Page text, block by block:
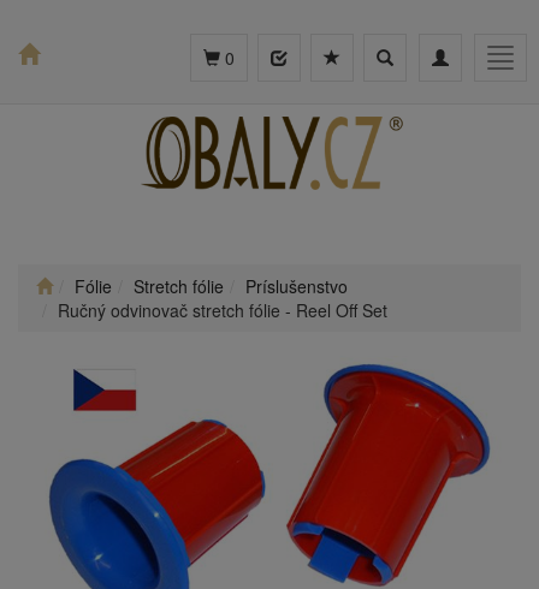
Toggle
Toggle
0
Fólie Stretch fólie
Príslušenstvo
Ručný odvinovač stretch fólie - Reel Off Set